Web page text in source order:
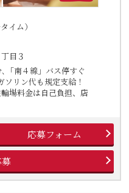
イム）
目３
､「南４線」バス停すぐ
リン代も規定支給！
場料金は自己負担、店
応募フォーム